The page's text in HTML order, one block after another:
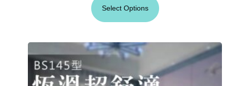
Select Options